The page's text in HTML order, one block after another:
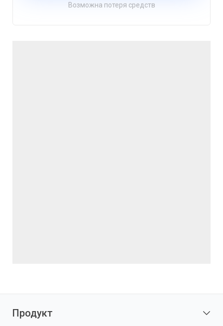
Возможна потеря средств
Продукт